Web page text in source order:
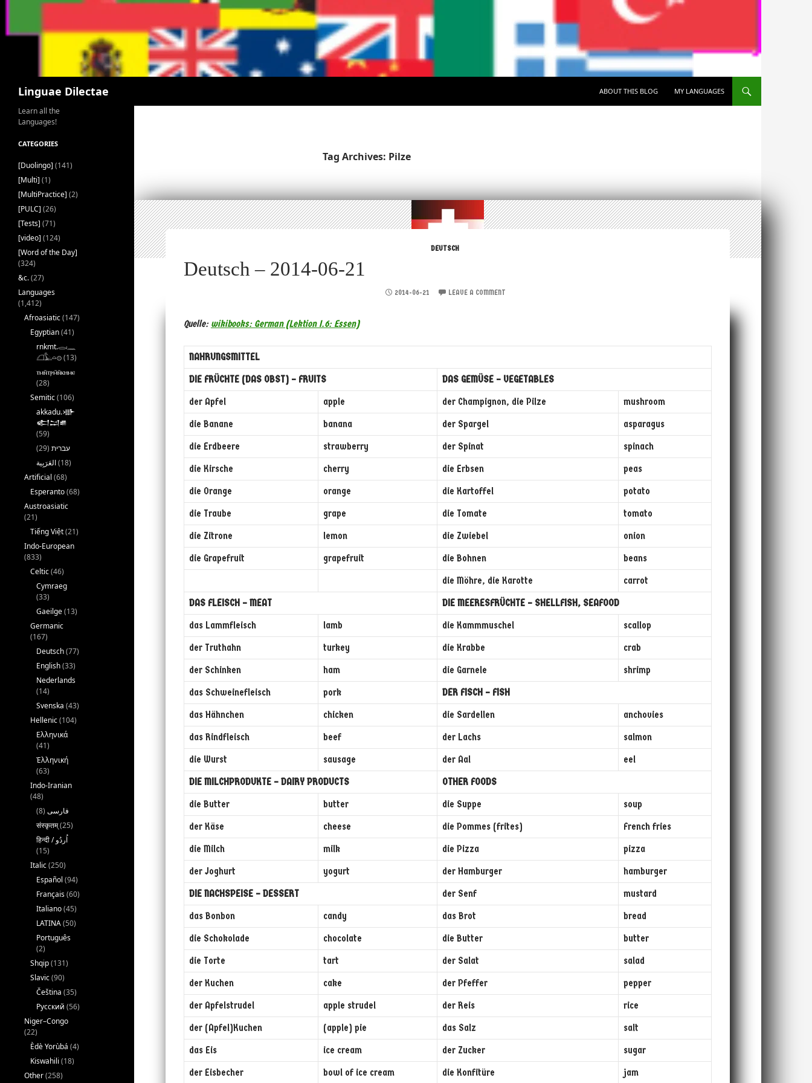
Linguae Dilectae
ABOUT THIS BLOG
MY LANGUAGES
Tag Archives: Pilze
DEUTSCH
Deutsch – 2014-06-21
2014-06-21 LEAVE A COMMENT
Quelle: wikibooks: German (Lektion I.6: Essen)
NAHRUNGSMITTEL
DIE FRÜCHTE (DAS OBST) – FRUITS
DAS GEMÜSE – VEGETABLES
der Apfel
apple der Champignon, die Pilze
mushroom
die Banane
banana der Spargel
asparagus
die Erdbeere
strawberry der Spinat
spinach
die Kirsche
cherry die Erbsen
peas
die Orange
orange die Kartoffel
potato
die Traube
grape die Tomate
tomato
die Zitrone
lemon die Zwiebel
onion
die Grapefruit
grapefruit die Bohnen
beans
die Möhre, die Karotte
carrot
DAS FLEISCH – MEAT
DIE MEERESFRÜCHTE – SHELLFISH, SEAFOOD
das Lammfleisch
lamb die Kammmuschel
scallop
der Truthahn
turkey die Krabbe
crab
der Schinken
ham die Garnele
shrimp
das Schweinefleisch
pork
DER FISCH – FISH
das Hähnchen
chicken die Sardellen
anchovies
das Rindfleisch
beef der Lachs
salmon
die Wurst
sausage der Aal
eel
DIE MILCHPRODUKTE – DAIRY PRODUCTS
OTHER FOODS
die Butter
butter die Suppe
soup
der Käse
cheese die Pommes (frites)
French fries
die Milch
milk die Pizza
pizza
der Joghurt
yogurt der Hamburger
hamburger
DIE NACHSPEISE – DESSERT
der Senf
mustard
das Bonbon
candy das Brot
bread
die Schokolade
chocolate die Butter
butter
die Torte
tart der Salat
salad
der Kuchen
cake der Pfeffer
pepper
der Apfelstrudel
apple strudel der Reis
rice
der (Apfel)Kuchen
(apple) pie das Salz
salt
das Eis
ice cream der Zucker
sugar
der Eisbecher
bowl of ice cream die Konfitüre jam
Learn all the
Languages!
CATEGORIES
[Duolingo] (141)
[Multi] (1)
[MultiPractice] (2)
[PULC] (26)
[Tests] (71)
[video] (124)
[Word of the Day]
(324)
&c.(27)
Languages
(1,412)
Afroasiatic(147)
Egyptian(41)
rnkmt.𓂋𓏺𓈖
𓆎𓅓𓏏𓊖(13)
ⲧⲙⲛ̄ⲧⲣⲙ̄ⲛ̄ⲕⲏⲙⲉ
(28)
Semitic(106)
akkadu.𒀝
𒅗𒁺𒌑
(59)
עברית (29)
(18)
Artificial (68)
Esperanto(68)
Austroasiatic
(21)
Tiếng Việt(21)
Indo-European
(833)
Celtic(46)
Cymraeg
(33)
Gaeilge(13)
Germanic
(167)
Deutsch(77)
English(33)
Nederlands
(14)
Svenska (43)
Hellenic(104)
Ελληνικά
(41)
Ἑλληνική
(63)
Indo-Iranian
(48)
فارسی (8)
संस्कृतम्(25)
(15)
Italic(250)
Español (94)
Français(60)
Italiano(45)
LATINA(50)
Português
(2)
Shqip(131)
Slavic(90)
Čeština (35)
Русский (56)
Niger–Congo
(22)
Èdè Yorùbá (4)
Kiswahili (18)
Other(258)